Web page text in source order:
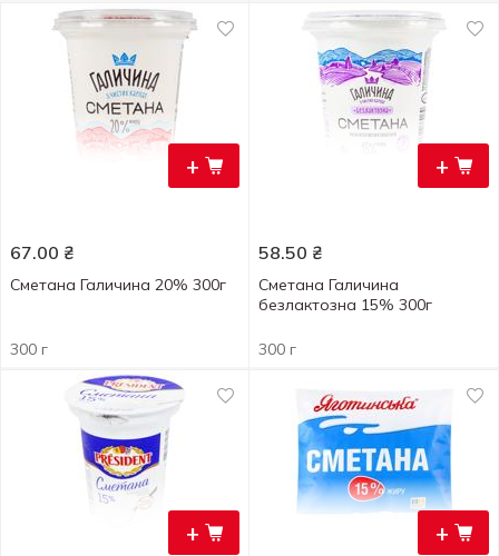
+
67.00 ₴
Сметана Галичина 20% 300г
300 г
+
58.50 ₴
Сметана Галичина
безлактозна 15% 300г
300 г
+ +